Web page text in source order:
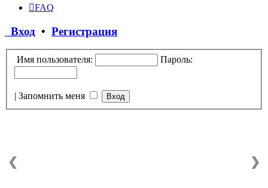
FAQ
Вход • Регистрация
Имя пользователя: Пароль:
| Запомнить меня
❮ ❯